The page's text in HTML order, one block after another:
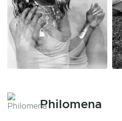
Philomena